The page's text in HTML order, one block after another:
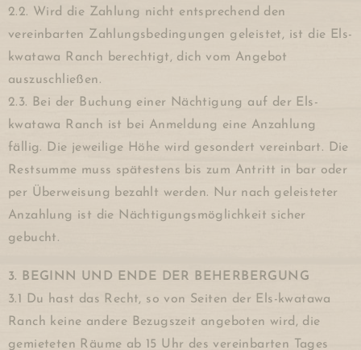
2.2. Wird die Zahlung nicht entsprechend den
vereinbarten Zahlungsbedingungen geleistet, ist die Els-
kwatawa Ranch berechtigt, dich vom Angebot
auszuschließen.
2.3. Bei der Buchung einer Nächtigung auf der Els-
kwatawa Ranch ist bei Anmeldung eine Anzahlung
fällig. Die jeweilige Höhe wird gesondert vereinbart. Die
Restsumme muss spätestens bis zum Antritt in bar oder
per Überweisung bezahlt werden. Nur nach geleisteter
Anzahlung ist die Nächtigungsmöglichkeit sicher
gebucht.
3. BEGINN UND ENDE DER BEHERBERGUNG
3.1 Du hast das Recht, so von Seiten der Els-kwatawa
Ranch keine andere Bezugszeit angeboten wird, die
gemieteten Räume ab 15 Uhr des vereinbarten Tages